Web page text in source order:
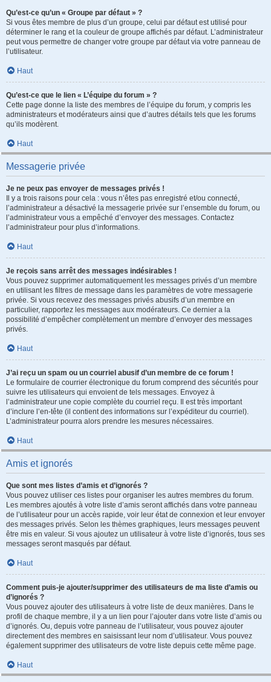
Qu’est-ce qu’un « Groupe par défaut » ?
Si vous êtes membre de plus d’un groupe, celui par défaut est utilisé pour
déterminer le rang et la couleur de groupe affichés par défaut. L’administrateur
peut vous permettre de changer votre groupe par défaut via votre panneau de
l’utilisateur.
Haut
Qu’est-ce que le lien « L’équipe du forum » ?
Cette page donne la liste des membres de l’équipe du forum, y compris les
administrateurs et modérateurs ainsi que d’autres détails tels que les forums
qu’ils modèrent.
Haut
Messagerie privée
Je ne peux pas envoyer de messages privés !
Il y a trois raisons pour cela : vous n’êtes pas enregistré et/ou connecté,
l’administrateur a désactivé la messagerie privée sur l’ensemble du forum, ou
l’administrateur vous a empêché d’envoyer des messages. Contactez
l’administrateur pour plus d’informations.
Haut
Je reçois sans arrêt des messages indésirables !
Vous pouvez supprimer automatiquement les messages privés d’un membre
en utilisant les filtres de message dans les paramètres de votre messagerie
privée. Si vous recevez des messages privés abusifs d’un membre en
particulier, rapportez les messages aux modérateurs. Ce dernier a la
possibilité d’empêcher complètement un membre d’envoyer des messages
privés.
Haut
J’ai reçu un spam ou un courriel abusif d’un membre de ce forum !
Le formulaire de courrier électronique du forum comprend des sécurités pour
suivre les utilisateurs qui envoient de tels messages. Envoyez à
l’administrateur une copie complète du courriel reçu. Il est très important
d’inclure l’en-tête (il contient des informations sur l’expéditeur du courriel).
L’administrateur pourra alors prendre les mesures nécessaires.
Haut
Amis et ignorés
Que sont mes listes d’amis et d’ignorés ?
Vous pouvez utiliser ces listes pour organiser les autres membres du forum.
Les membres ajoutés à votre liste d’amis seront affichés dans votre panneau
de l’utilisateur pour un accès rapide, voir leur état de connexion et leur envoyer
des messages privés. Selon les thèmes graphiques, leurs messages peuvent
être mis en valeur. Si vous ajoutez un utilisateur à votre liste d’ignorés, tous ses
messages seront masqués par défaut.
Haut
Comment puis-je ajouter/supprimer des utilisateurs de ma liste d’amis ou
d’ignorés ?
Vous pouvez ajouter des utilisateurs à votre liste de deux manières. Dans le
profil de chaque membre, il y a un lien pour l’ajouter dans votre liste d’amis ou
d’ignorés. Ou, depuis votre panneau de l’utilisateur, vous pouvez ajouter
directement des membres en saisissant leur nom d’utilisateur. Vous pouvez
également supprimer des utilisateurs de votre liste depuis cette même page.
Haut